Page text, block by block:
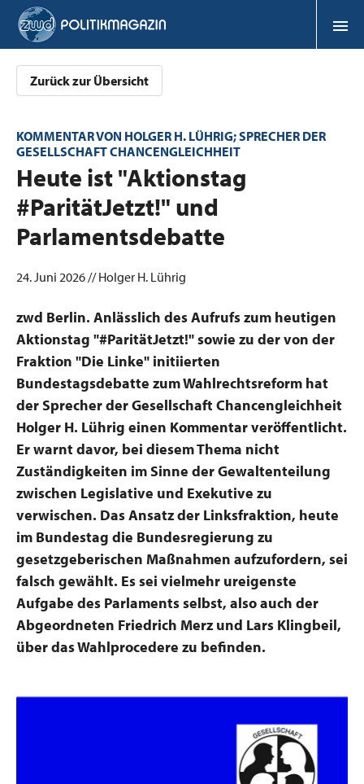
Zurück zur Übersicht
KOMMENTAR VON HOLGER H. LÜHRIG; SPRECHER DER
GESELLSCHAFT CHANCENGLEICHHEIT
:Heute ist "Aktionstag
#ParitätJetzt!" und
Parlamentsdebatte
24. Juni 2026 // Holger H. Lührig
zwd Berlin. Anlässlich des Aufrufs zum heutigen
Aktionstag "#ParitätJetzt!" sowie zu der von der
Fraktion "Die Linke" initiierten
Bundestagsdebatte zum Wahlrechtsreform hat
der Sprecher der Gesellschaft Chancengleichheit
Holger H. Lührig einen Kommentar veröffentlicht.
Er warnt davor, bei diesem Thema nicht
Zuständigkeiten im Sinne der Gewaltenteilung
zwischen Legislative und Exekutive zu
verwischen. Das Ansatz der Linksfraktion, heute
im Bundestag die Bundesregierung zu
gesetzgeberischen Maßnahmen aufzufordern, sei
falsch gewählt. Es sei vielmehr ureigenste
Aufgabe des Parlaments selbst, also auch der
Abgeordneten Friedrich Merz und Lars Klingbeil,
über das Wahlprocedere zu befinden.